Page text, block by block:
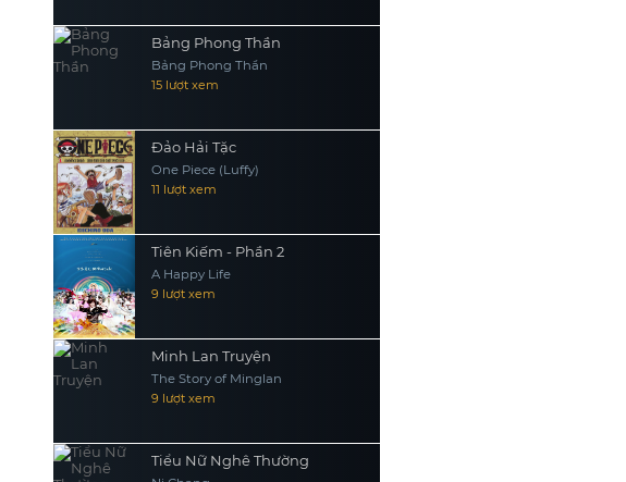
Bảng Phong Thần
Bảng Phong Thần
15 lượt xem
Đảo Hải Tặc
One Piece (Luffy)
11 lượt xem
Tiên Kiếm - Phần 2
A Happy Life
9 lượt xem
Minh Lan Truyện
The Story of Minglan
9 lượt xem
Tiểu Nữ Nghê Thường